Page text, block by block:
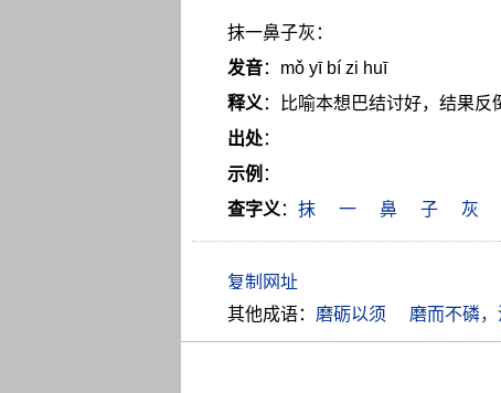
抹一鼻子灰：
发音：mǒ yī bí zi huī
释义 ：比喻本想巴结讨好，结果反
出处：
示例 ：
查字义 ： 抹 一 鼻 子 灰
其他成语： 磨砺以须 磨而不磷